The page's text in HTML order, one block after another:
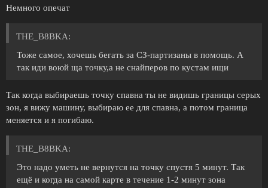
Немного опечат
THE_B8BKA:
Тоже самое, хочешь бегать за СЗ-партизаны в помощь. А
так иди воюй ща точку,а не снайперов по кустам ищи
Так когда выбираешь точку спавна ты не видишь границы серых
зон, я вижу машину, выбираю ее для спавна, а потом граница
меняется и я погибаю.
THE_B8BKA:
Это надо уметь не вернутся на точку спустя 5 минут. Так
ещё и когда на самой карте в течение 1-2 минут зона